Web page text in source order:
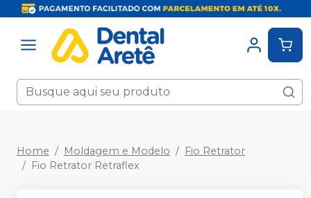
Home Moldagem e Modelo
Fio Retrator
Fio Retrator Retraflex